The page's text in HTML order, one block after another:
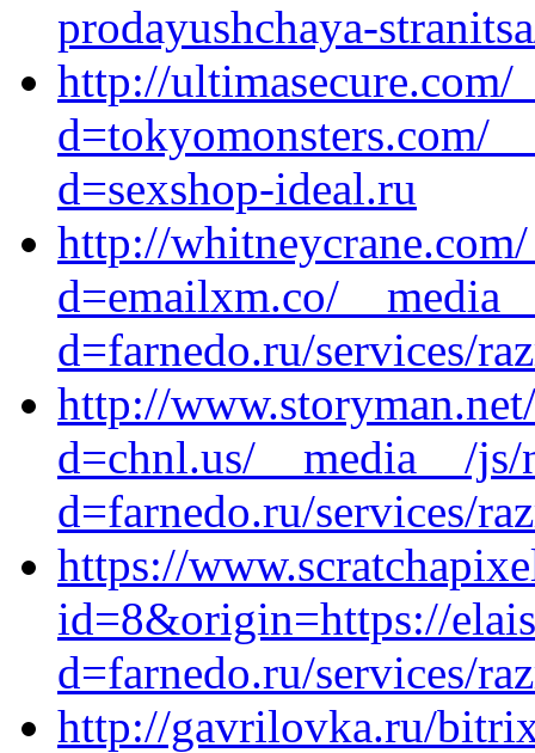
prodayushchaya-
http://ultimasecure.com/
d=tokyomonsters.com/
d=sexshop-ideal.ru
http://
d=emailxm.co/
d=farnedo.ru/services/
http://
d=chnl.us/__media__/
d=farnedo.ru/services/
https://
id=8&origin=https://
d=farnedo.ru/services/
http://gavrilovka.ru/